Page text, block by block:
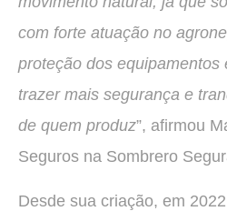
com forte atuação no
proteção dos equipamentos
trazer mais segurança e
de quem produz”, afirmou
Seguros na Sombrero
Desde sua criação, em